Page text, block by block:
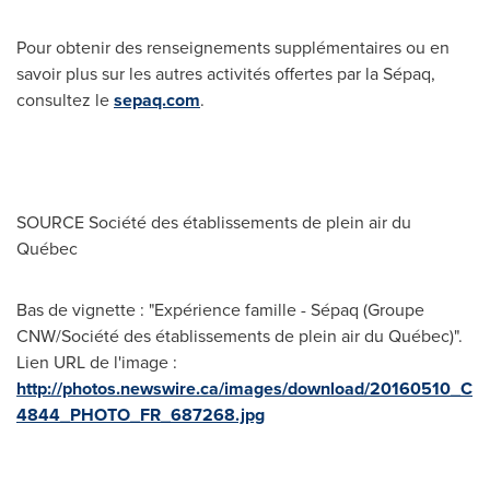
Pour obtenir des renseignements supplémentaires ou en
savoir plus sur les autres activités offertes par la Sépaq,
consultez lesepaq.com.
SOURCE Société des établissements de plein air du
Québec
Bas de vignette : "Expérience famille - Sépaq (Groupe
CNW/Société des établissements de plein air du Québec)".
Lien URL de l'image :
http://photos.newswire.ca/images/download/20160510_C
4844_PHOTO_FR_687268.jpg